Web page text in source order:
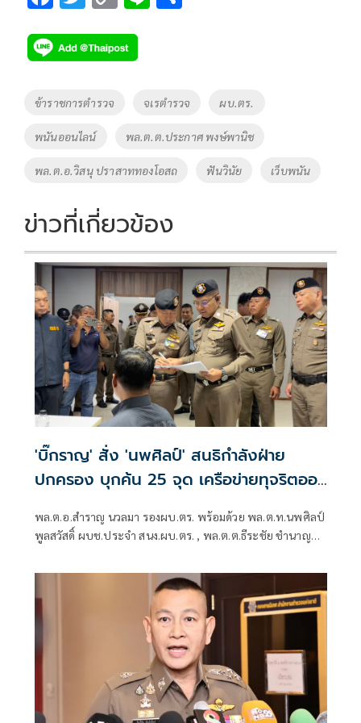
e
b
o
k
tt
er
p
y
k
Tags
ข้าราชการตำรวจ จเรตำรวจ ผบ.ตร.
พนันออนไลน์ พล.ต.ต.ประกาศ พงษ์พานิช
พล.ต.อ.วิสนุ ปราสาททองโอสถ ฟันวินัย เว็บพนัน
ข่าวที่เกี่ยวข้อง
'บิ๊กราญ' สั่ง 'นพศิลป์' สนธิกำลังฝ่าย
ปกครอง บุกค้น 25 จุด เครือข่ายทุจริตออ
พล.ต.อ.สำราญ นวลมา รองผบ.ตร. พร้อมด้วย พล.ต.ท.นพศิลป์
พูลสวัสดิ์ ผบช.ประจำ สนง.ผบ.ตร. , พล.ต.ต.ธีระชัย ชำนาญ